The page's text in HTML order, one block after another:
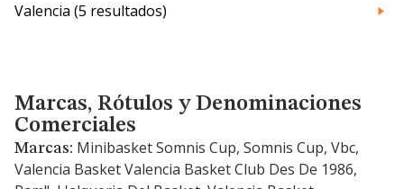
Valencia (5 resultados)
Marcas, Rótulos y Denominaciones Comerciales
Marcas, Rótulos y Denominaciones
Comerciales
Marcas: Minibasket Somnis Cup, Somnis Cup, Vbc,
Valencia Basket Valencia Basket Club Des De 1986,